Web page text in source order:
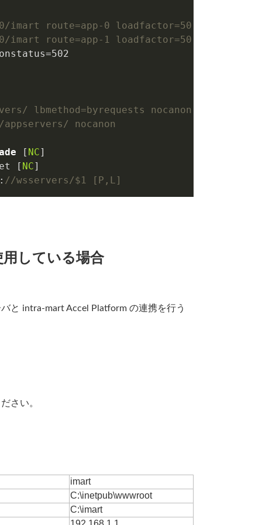
imart route=app-0 loadfactor=50
imart route=app-1 loadfactor=50
502
lbmethod=byrequests nocanon
nocanon
[ NC
[ NC
: //wsservers/$1 [P,L]
用している場合
と intra-mart Accel Platform の連携を行う
さい。
imart
C:\inetpub\wwwroot
C:\imart